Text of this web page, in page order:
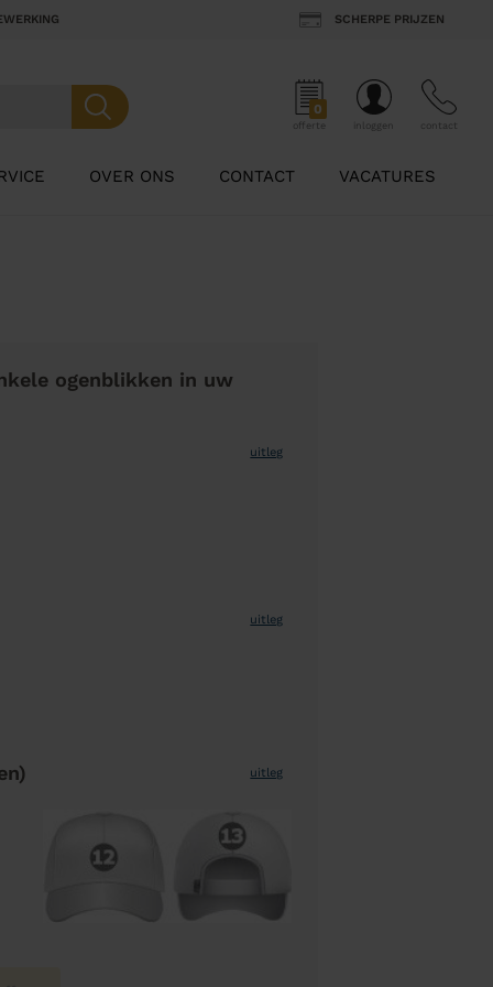
SCHERPE PRIJZEN
0
offerte inloggen contact
OVER ONS CONTACT VACATURES
ogenblikken in uw
uitleg
uitleg
uitleg